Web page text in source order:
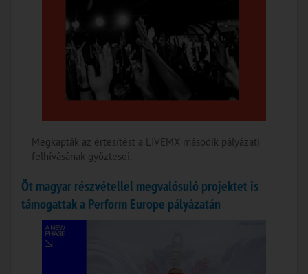
Megkapták az értesítést a LIVEMX második pályázati
felhívásának győztesei.
Öt magyar részvétellel megvalósuló projektet is
támogattak a Perform Europe pályázatán